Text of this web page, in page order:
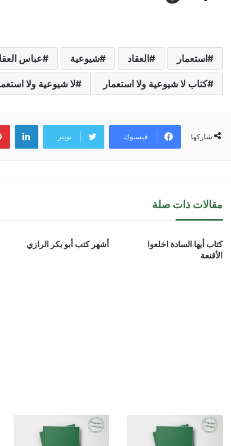
استعمار العقاد شيوعية عباس
كتاب لا شيوعية ولا استعمار لا شيوعية ولا
شاركها فيسبوك تويتر
مقالات ذات صلة
كتاب أيها السادة اخلعوا
الأقنعة
أشهر كتب أبو بكر الرازي